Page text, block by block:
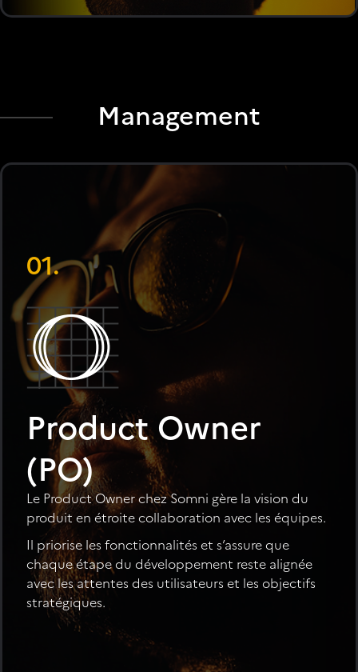
Management
01.
Product Owner
(PO)
Le Product Owner chez Somni gère la vision du
produit en étroite collaboration avec les équipes.
Il priorise les fonctionnalités et s’assure que
chaque étape du développement reste alignée
avec les attentes des utilisateurs et les objectifs
stratégiques.